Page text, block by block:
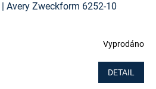
Avery Zweckform 6252-10
Vyprodáno
DETAIL